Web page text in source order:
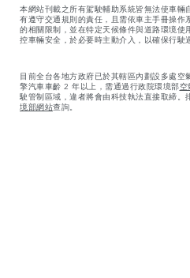
本網站刊載之所有駕駛輔助系統皆無法使車輛
有遵守交通規則的責任，且需依車主手冊操作
的相關限制，並在特定天候條件與道路環境
控車輛安全，於必要時主動介入，以確保行駛
目前全台各地方政府已於其轄區內劃設多處空
擎汽車車齡 2 年以上，需通過行政院環境部
駛管制區域，違者將會由科技執法直接取締
境部網站查詢。